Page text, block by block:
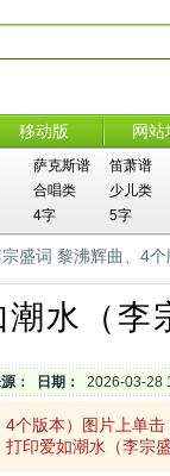
移动版 网站
萨克斯谱 笛萧谱
合唱类
少儿类
4字 5字
盛词 黎沸辉曲、4
潮水（李
： 日期： 2026-03-28
个版本）图片上单
打印爱如潮水（李宗